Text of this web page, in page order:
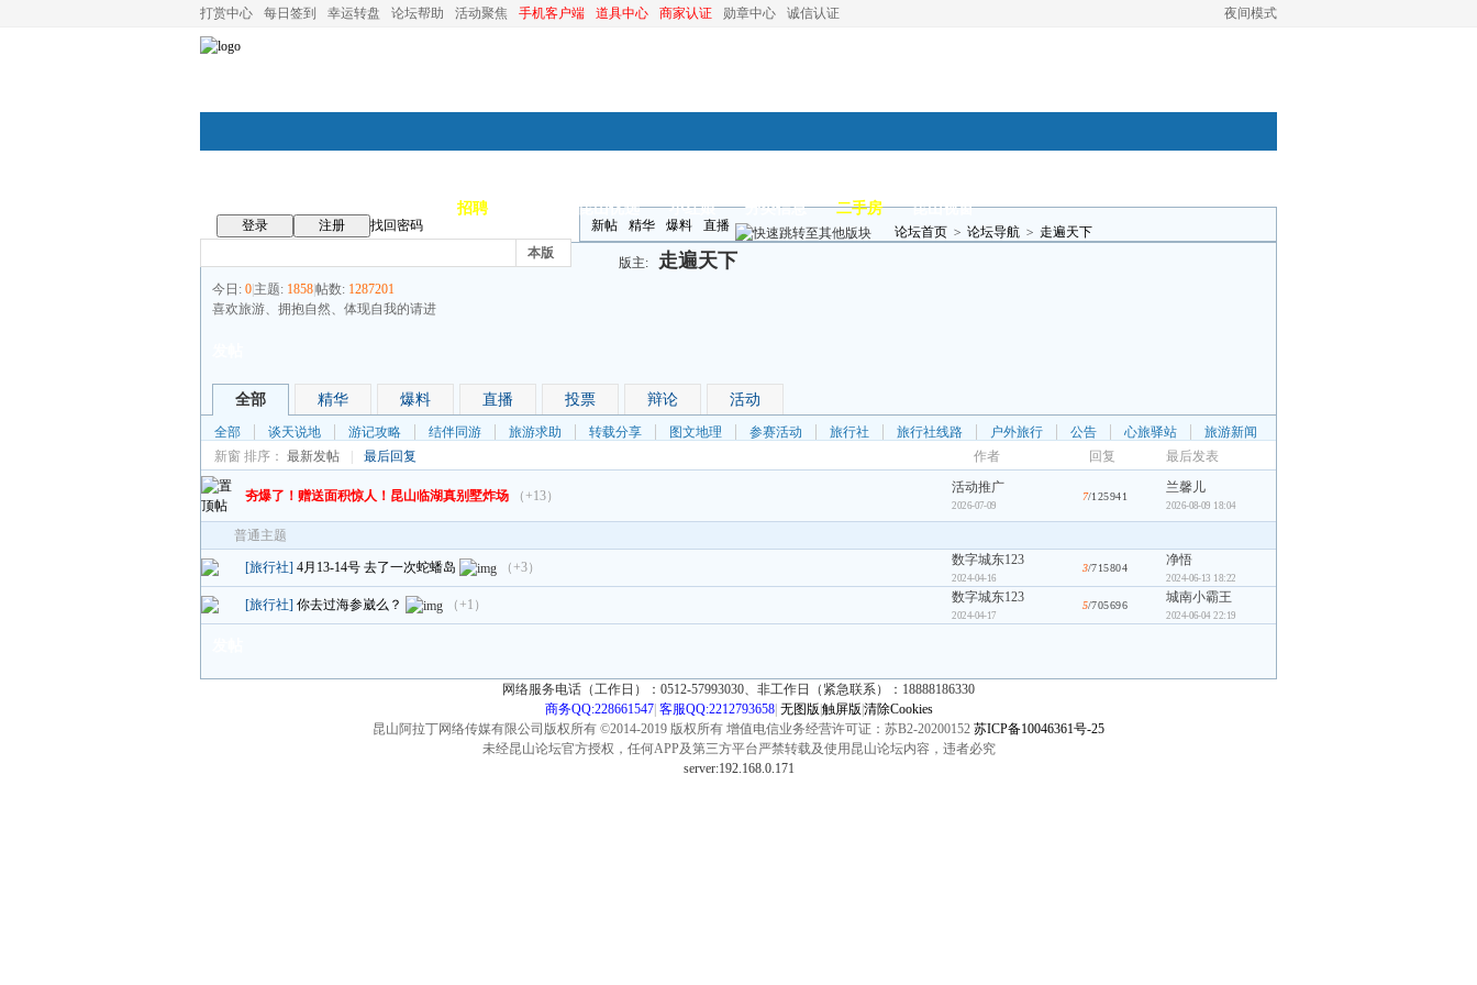
夜间模式
打赏中心 每日签到 幸运转盘 论坛帮助 活动聚焦 手机客户端 道具中心 商家认证 勋章中心 诚信认证
招聘 昆山优选 小红娘 分类信息 二手房 昆山视窗
登录 注册
找回密码
本版
新帖 精华 爆料 直播 论坛首页 > 论坛导航 > 走遍天下
版主: 走遍天下
今日: 0 主题: 1858帖数: 1287201
喜欢旅游、拥抱自然、体现自我的请进
全部 精华 爆料 直播 投票 辩论 活动
全部 谈天说地 游记攻略 结伴同游 旅游求助 转载分享 图文地理 参赛活动 旅行社 旅行社线路 户外旅行 公告 心旅驿站
旅游新闻
新窗 排序： 最新发帖 最后回复 作者 回复 最后发表
夯爆了！赠送面积惊人！昆山临湖真别墅炸场 （+13）
活动推广
2026-07-09
7/125941
兰馨儿
2026-08-09 18:04
普通主题
[旅行社] 4月13-14号 去了一次蛇蟠岛 （+3） 数字城东123
2024-04-16
3/715804 净悟
2024-06-13 18:22
[旅行社] 你去过海参崴么？ （+1） 数字城东123
2024-04-17
5/705696 城南小霸王
2024-06-04 22:19
网络服务电话（工作日）：0512-57993030、非工作日（紧急联系）：18888186330
商务QQ:228661547| 客服QQ:2212793658| 无图版 触屏版 清除Cookies
昆山阿拉丁网络传媒有限公司版权所有 ©2014-2019 版权所有 增值电信业务经营许可证：苏B2-20200152 苏ICP备10046361号-25
未经昆山论坛官方授权，任何APP及第三方平台严禁转载及使用昆山论坛内容，违者必究
server:192.168.0.171